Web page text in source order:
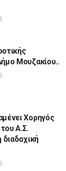
Μουζακίου..
Χορηγός
Α.Σ.
διαδοχική